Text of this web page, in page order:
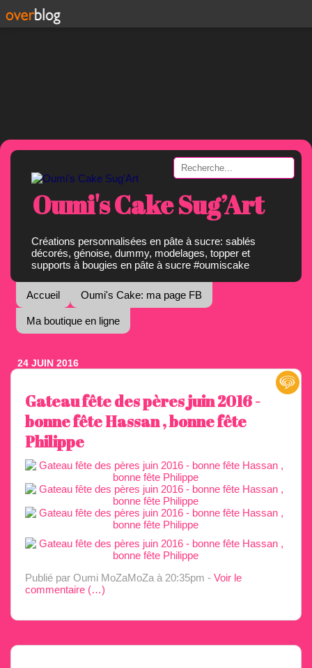
Oumi's Cake Sug’Art
Créations personnalisées en pâte à sucre: sablés
décorés, génoise, dummy, modelages, topper et
supports à bougies en pâte à sucre #oumiscake
Accueil Oumi's Cake: ma page FB
Ma boutique en ligne
24 JUIN 2016
Gateau fête des pères juin 2016 -
bonne fête Hassan , bonne fête
Philippe
Publié par Oumi MoZaMoZa à 20:35pm - Voir le
commentaire (…)